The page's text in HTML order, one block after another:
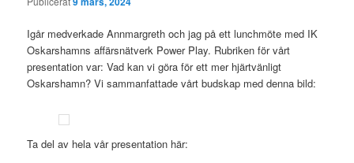
Igår medverkade Annmargreth och jag på ett lunchmöte med IK
Oskarshamns affärsnätverk Power Play. Rubriken för vårt
presentation var: Vad kan vi göra för ett mer hjärtvänligt
Oskarshamn? Vi sammanfattade vårt budskap med denna bild:
Ta del av hela vår presentation här: